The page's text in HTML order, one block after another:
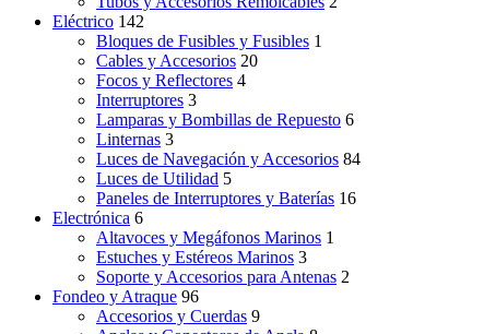
Eléctrico 142
Bloques de Fusibles y Fusibles 1
Cables y Accesorios 20
Focos y Reflectores 4
Interruptores 3
Lamparas y Bombillas de Repuesto 6
Linternas 3
Luces de Navegación y Accesorios 84
Luces de Utilidad 5
Paneles de Interruptores y Baterías 16
Electrónica 6
Altavoces y Megáfonos Marinos 1
Estuches y Estéreos Marinos 3
Soporte y Accesorios para Antenas 2
Fondeo y Atraque 96
Accesorios y Cuerdas 9